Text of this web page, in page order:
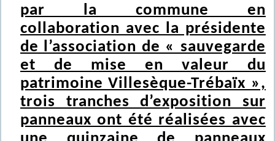
par la commune en
collaboration avec la présidente
de l’association de « sauvegarde
et de mise en valeur du
patrimoine Villesèque-Trébaïx »,
trois tranches d’exposition sur
panneaux ont été réalisées avec